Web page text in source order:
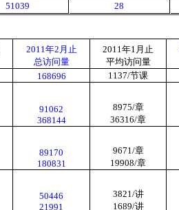
51039 28
2011年2 月止
总访问量
2011年1 月止
平均访问量
168696 1137/节课
91062
368144
8975/章
36316/章
89170
180831
9671/章
19908/章
50446
21991
3821/讲
1689/讲